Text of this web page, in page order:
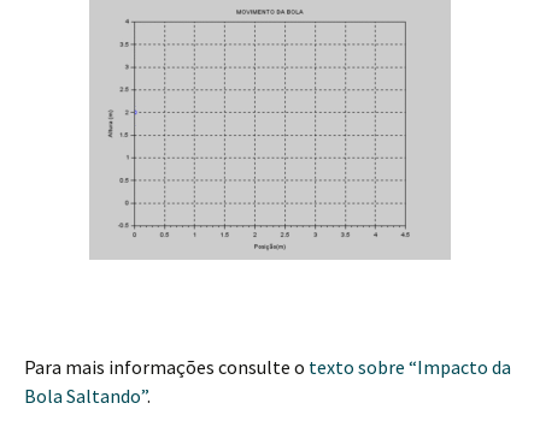
Para mais informações consulte o texto sobre “Impacto da
Bola Saltando”.